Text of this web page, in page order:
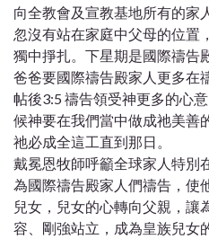
向全教會及宣教基地所有的家
忽沒有站在家庭中父母的位置
獨中掙扎。下星期是國際禱告
爸爸要國際禱告殿家人更多在
帖後3:5 禱告領受神更多的心
候神要在我們當中做成祂美善
祂必成全這工直到那日。
戴冕恩牧師呼籲全球家人特別
為國際禱告殿家人們禱告，使
兒女，兒女的心轉向父親，讓
容、剛強站立，成為皇族兒女